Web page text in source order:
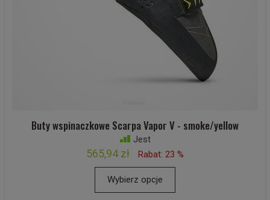
Buty wspinaczkowe Scarpa Vapor V - smoke/yellow
Jest
565,94 zł Rabat: 23 %
Wybierz opcje